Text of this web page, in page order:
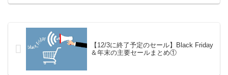
【12/3に終了予定のセール】Black Friday
＆年末の主要セールまとめ①